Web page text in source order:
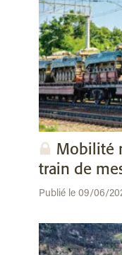
Mobilité
train de
Publié le 09/06/